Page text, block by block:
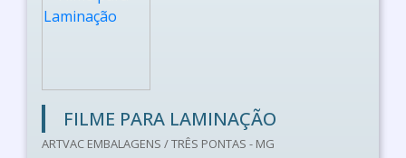
FILME PARA LAMINAÇÃO
ARTVAC EMBALAGENS / TRÊS PONTAS - MG